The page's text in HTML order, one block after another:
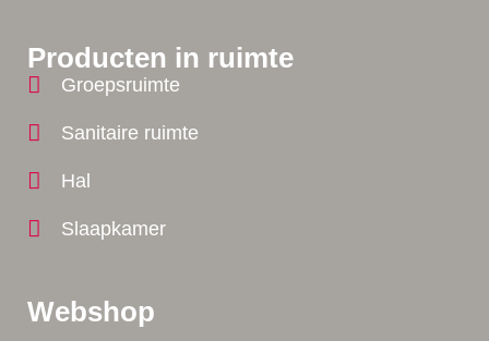
Webshop
Producten in ruimte
Groepsruimte
Sanitaire ruimte
Hal
Slaapkamer